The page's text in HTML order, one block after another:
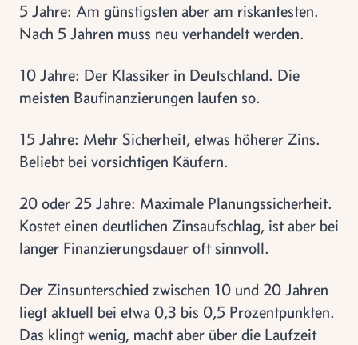
5 Jahre: Am günstigsten aber am riskantesten.
Nach 5 Jahren muss neu verhandelt werden.
10 Jahre: Der Klassiker in Deutschland. Die
meisten Baufinanzierungen laufen so.
15 Jahre: Mehr Sicherheit, etwas höherer Zins.
Beliebt bei vorsichtigen Käufern.
20 oder 25 Jahre: Maximale Planungssicherheit.
Kostet einen deutlichen Zinsaufschlag, ist aber bei
langer Finanzierungsdauer oft sinnvoll.
Der Zinsunterschied zwischen 10 und 20 Jahren
liegt aktuell bei etwa 0,3 bis 0,5 Prozentpunkten.
Das klingt wenig, macht aber über die Laufzeit